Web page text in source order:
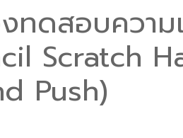
งทดสอบควา
Scratch
Push)